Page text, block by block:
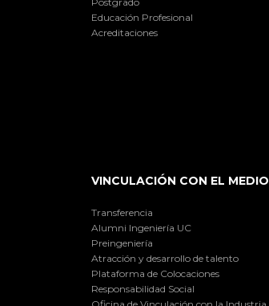
Educación Profesional
Acreditaciones
VINCULACIÓN CON EL MEDIO
Transferencia
Alumni Ingeniería UC
Preingeniería
Atracción y desarrollo de talento
Plataforma de Colocaciones
Responsabilidad Social